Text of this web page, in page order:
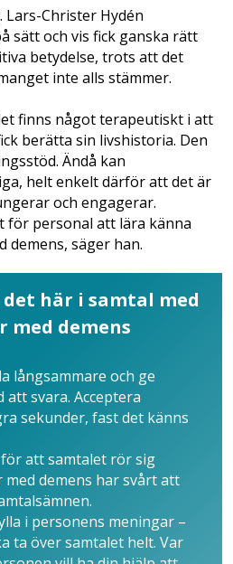
Christer Hydén
sätt och vis fick ganska rätt
betydelse, trots att det
inte alls stämmer.
finns något terapeutiskt i att
berätta sin livshistoria. Den
Ändå kan
helt enkelt därför att det är
och engagerar.
för personal att lära känna
demens, säger han.
det här i samtal med
med demens
långsammare och ge
svara. Acceptera
sekunder, fast det känns
att samtalet rör sig
demens har svårt att
i personens meningar –
ta över samtalet helt. Var